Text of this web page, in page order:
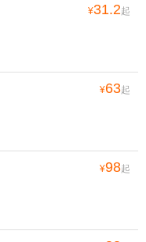
¥31.2起
¥63起
¥98起